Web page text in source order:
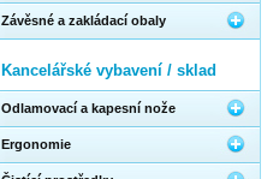
Závěsné a zakládací obaly
Kancelářské vybavení / sklad
Odlamovací a kapesní nože
Ergonomie